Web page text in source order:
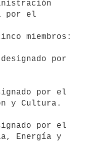
por el
miembros:
y Cultura.
Energía y